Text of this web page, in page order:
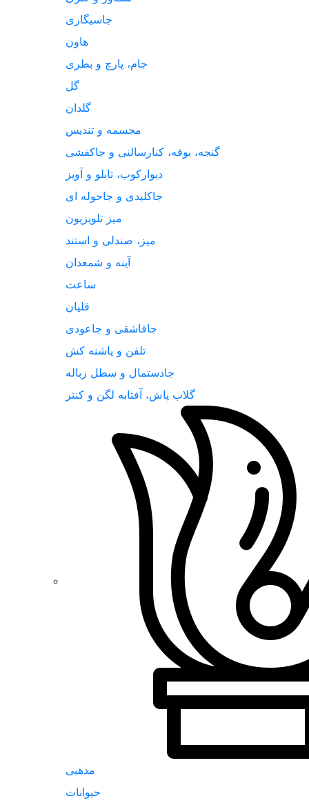
جاسیگاری
هاون
جام، پارچ و بطری
گل
گلدان
مجسمه و تندیس
گنجه، بوفه، کنارسالنی و جاکفشی
دیوارکوب، تابلو و آویز
جاکلیدی و جاحوله ای
میز تلویزیون
میز، صندلی و استند
آینه و شمعدان
ساعت
قلیان
جاقاشقی و جاعودی
تلفن و پاشنه کش
جادستمال و سطل زباله
گلاب پاش، آفتابه لگن و کنتر
مذهبی
حیوانات